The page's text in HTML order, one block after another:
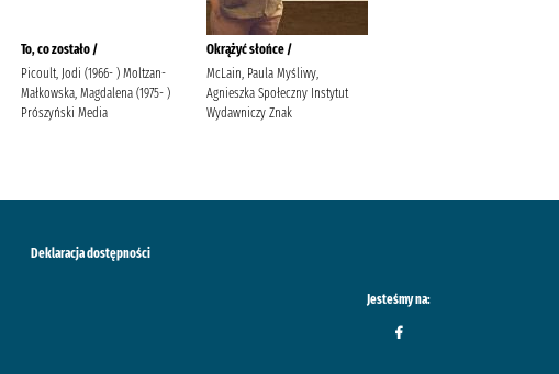
To, co zostało /
Picoult, Jodi (1966- ) Moltzan-
Małkowska, Magdalena (1975- )
Prószyński Media
Okrążyć słońce /
McLain, Paula Myśliwy,
Agnieszka Społeczny Instytut
Wydawniczy Znak
Deklaracja dostępności
Jesteśmy na: